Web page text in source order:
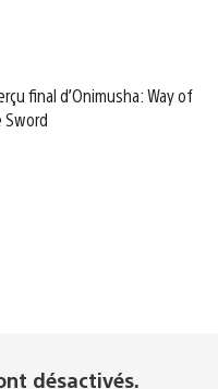
final d’Onimusha: Way of
Sword
désactivés.